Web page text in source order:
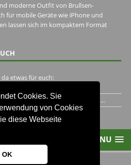
Cookies. Sie
von Cookies
diese Webseite
OK
moderne Outfit von Brullsen-
für mobile Geräte wie iPhone und
lassen sich im kompaktem Format
etwas für euch:
Hugo Pape verbracht..Habe ihn...
MENU